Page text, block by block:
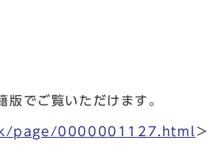
でご覧いただけます。
page/0000001127.html ＞